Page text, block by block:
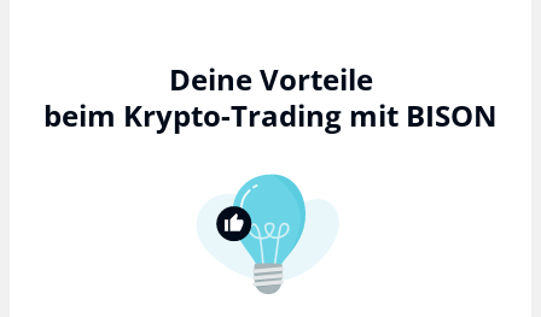
Deine Vorteile
beim Krypto-Trading mit BISON